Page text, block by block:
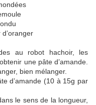
au robot hachoir, les
une pâte d’amande.
bien mélanger.
d’amande (10 à 15g par
le sens de la longueur,